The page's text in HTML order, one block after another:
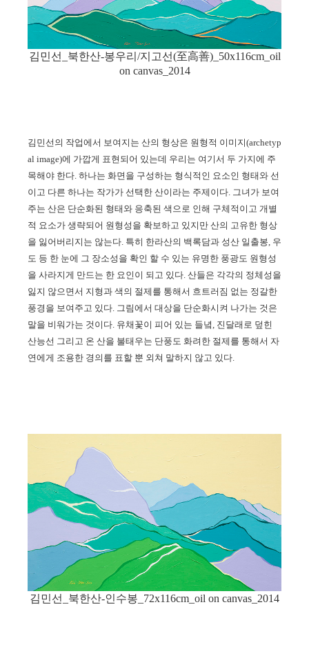
김민선_북한산-봉우리/지고선(至高善)_50x116cm_oil
on canvas_2014
김민선의 작업에서 보여지는 산의 형상은 원형적 이미지(archetyp
al image)에 가깝게 표현되어 있는데 우리는 여기서 두 가지에 주
목해야 한다. 하나는 화면을 구성하는 형식적인 요소인 형태와 선
이고 다른 하나는 작가가 선택한 산이라는 주제이다. 그녀가 보여
주는 산은 단순화된 형태와 응축된 색으로 인해 구체적이고 개별
적 요소가 생략되어 원형성을 확보하고 있지만 산의 고유한 형상
을 잃어버리지는 않는다. 특히 한라산의 백록담과 성산 일출봉, 우
도 등 한 눈에 그 장소성을 확인 할 수 있는 유명한 풍광도 원형성
을 사라지게 만드는 한 요인이 되고 있다. 산들은 각각의 정체성을
잃지 않으면서 지형과 색의 절제를 통해서 흐트러짐 없는 정갈한
풍경을 보여주고 있다. 그림에서 대상을 단순화시켜 나가는 것은
말을 비워가는 것이다. 유채꽃이 피어 있는 들녘, 진달래로 덮힌
산능선 그리고 온 산을 불태우는 단풍도 화려한 절제를 통해서 자
연에게 조용한 경의를 표할 뿐 외쳐 말하지 않고 있다.
김민선_북한산-인수봉_72x116cm_oil on canvas_2014